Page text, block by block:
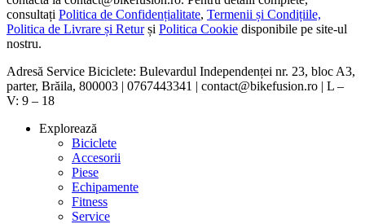
consultați Politica de Confidențialitate, Termenii și Condițiile,
Politica de Livrare și Returși Politica Cookie disponibile pe site-ul
nostru.
Adresă Service Biciclete: Bulevardul Independenței nr. 23, bloc A3,
parter, Brăila, 800003 | 0767443341 | contact@bikefusion.ro | L –
V: 9 – 18
Explorează
Biciclete
Accesorii
Piese
Echipamente
Fitness
Service